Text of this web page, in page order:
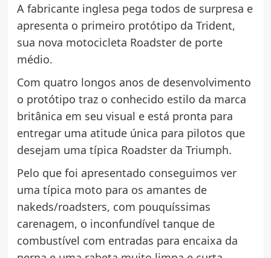
A fabricante inglesa pega todos de surpresa e
apresenta o primeiro protótipo da Trident,
sua nova motocicleta Roadster de porte
médio.
Com quatro longos anos de desenvolvimento
o protótipo traz o conhecido estilo da marca
britânica em seu visual e está pronta para
entregar uma atitude única para pilotos que
desejam uma típica Roadster da Triumph.
Pelo que foi apresentado conseguimos ver
uma típica moto para os amantes de
nakeds/roadsters, com pouquíssimas
carenagem, o inconfundível tanque de
combustível com entradas para encaixa da